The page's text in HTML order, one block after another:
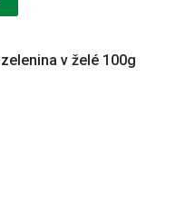
v želé 100g